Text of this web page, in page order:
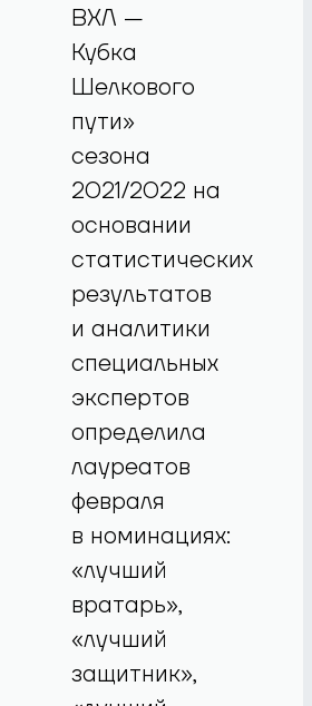
ВХЛ —
Кубка
Шелкового
пути»
сезона
2021/2022 на
основании
статистических
результатов
и аналитики
специальных
экспертов
определила
лауреатов
февраля
в номинациях:
«лучший
вратарь»,
«лучший
защитник»,